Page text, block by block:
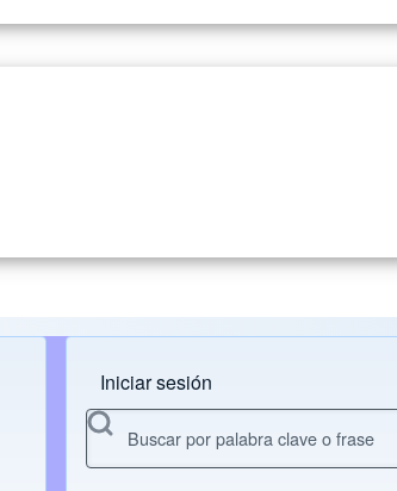
Menu do usuário
Iniciar sesión
Buscar